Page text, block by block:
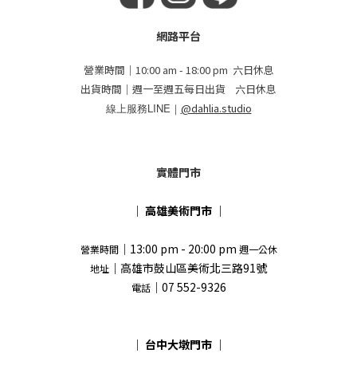
網路平台
營業時間｜10:00 am - 18:00 pm 六日休息
出貨時間｜週一至週五每日出貨 六日休息
線上服務LINE｜ @dahlia.studio
實體門市
｜ 高雄美術門市 ｜
營業時間｜13:00 pm - 20:00 pm 週一公休
地址 ｜高雄市鼓山區美術北三路91號
電話｜07 552-9326
｜ 台中大墩門市 ｜